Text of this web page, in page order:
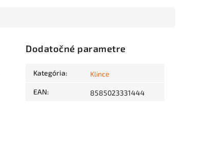
Dodatočné parametre
Kategória: Klince
EAN: 8585023331444